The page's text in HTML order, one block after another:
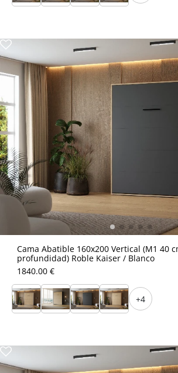
Cama Abatible 160x200 Vertical (M1 40
profundidad) Roble Kaiser / Blanco
1840.00 €
+4